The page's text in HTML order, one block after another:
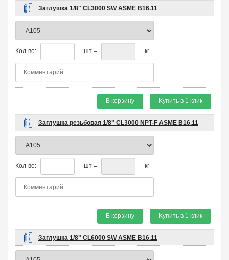
Заглушка 1/8" CL3000 SW ASME B16.11
Кол-во: шт = кг
В корзину Купить в 1 клик
Заглушка резьбовая 1/8" CL3000 NPT-F ASME B16.11
Кол-во: шт = кг
В корзину Купить в 1 клик
Заглушка 1/8" CL6000 SW ASME B16.11